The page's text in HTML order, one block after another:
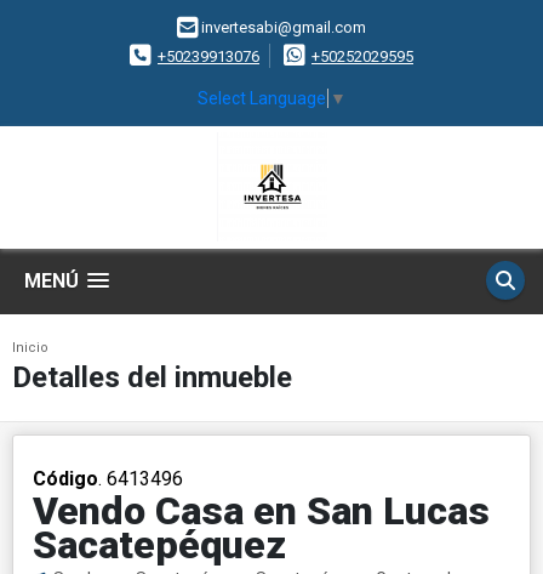
invertesabi@gmail.com
+50239913076
+50252029595
Select Language ▼
MENÚ
Inicio
Detalles del inmueble
Código. 6413496
Vendo Casa en San Lucas
Sacatepéquez